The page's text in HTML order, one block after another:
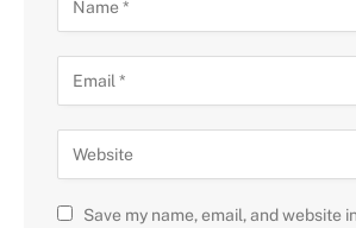
Save my name, email, and website